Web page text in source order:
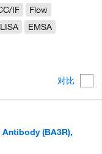
对比
IF
Flow
EMSA
(BA3R),